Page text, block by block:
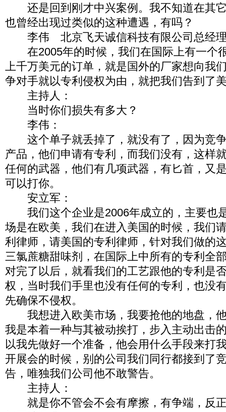
还是回到刚才中兴案例。我不知道在其
也曾经出现过类似的这种遭遇，有吗？
李伟 北京飞天诚信科技有限公司总经
在2005年的时候，我们在国际上有一个
上千万美元的订单，就是国外的厂家想向我
争对手就以专利侵权为由，就把我们告到了
主持人：
当时你们损失有多大？
李伟：
这个单子就丢掉了，就没有了，因为竞
产品，他们申请有专利，而我们没有，这样
任何的武器，他们有几项武器，有匕首，又
可以打你。
安立军：
我们这个企业是2006年成立的，主要也
场是在欧美，我们在进入美国的时候，我们
利律师，请美国的专利律师，针对我们做的
三氯蔗糖甜味剂，在国际上中所有的专利全
对完了以后，就看我们的工艺跟他的专利是
权，当时我们手里也没有任何的专利，也没
先确保不侵权。
我想进入欧美市场，我要抢他的地盘，
我是本着一种与其被动挨打，步入主动出击
以我先做好一个准备，他会用什么手段来打
开展会的时候，别的公司我们同行都接到了
告，唯独我们公司他不敢警告。
主持人：
就是你不管会不会有摩擦，有争端，反